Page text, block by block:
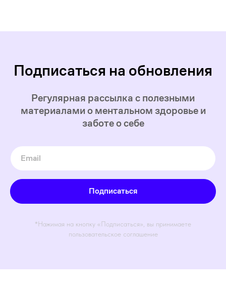
Подписаться на обновления
Регулярная рассылка с полезными
материалами о ментальном здоровье и
заботе о себе
Подписаться
*Нажимая на кнопку «Подписаться», вы принимаете
пользовательское соглашение